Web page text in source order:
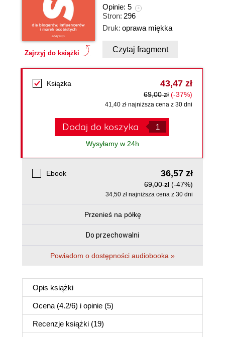
Zajrzyj do książki
Opinie: 5
Stron: 296
Druk: oprawa miękka
Czytaj fragment
Książka 43,47 zł
69,00 zł (-37%)
41,40 zł najniższa cena z 30 dni
Dodaj do koszyka
Wysyłamy w 24h
Ebook 36,57 zł
69,00 zł (-47%)
34,50 zł najniższa cena z 30 dni
Przenieś na półkę
Do przechowalni
Powiadom o dostępności audiobooka »
Opis książki
Ocena (4.2/6) i opinie (5)
Recenzje książki (19)